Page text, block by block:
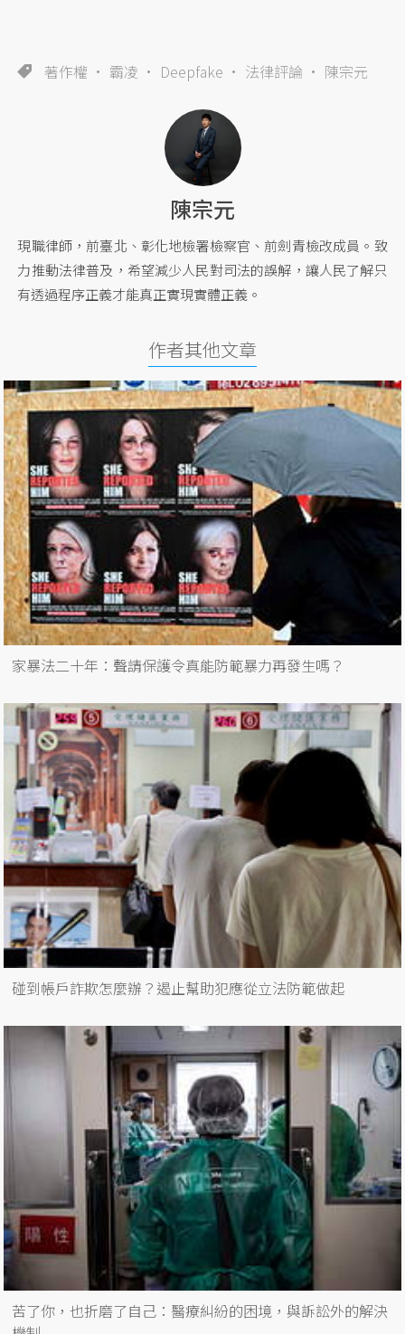
著作權 霸凌 Deepfake 法律評論 陳宗元
陳宗元
現職律師，前臺北、彰化地檢署檢察官、前劍青檢改成員。致
力推動法律普及，希望減少人民對司法的誤解，讓人民了解只
有透過程序正義才能真正實現實體正義。
作者其他文章
家暴法二十年：聲請保護令真能防範暴力再發生嗎？
碰到帳戶詐欺怎麼辦？遏止幫助犯應從立法防範做起
苦了你，也折磨了自己：醫療糾紛的困境，與訴訟外的解決